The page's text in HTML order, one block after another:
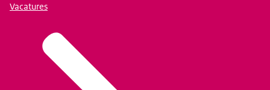
Vacatures